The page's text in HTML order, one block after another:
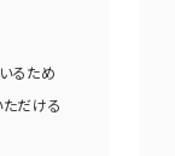
るため
だける